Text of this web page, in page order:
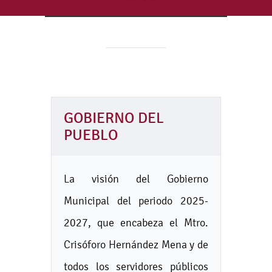
GOBIERNO DEL
PUEBLO
La visión del Gobierno
Municipal del periodo 2025-
2027, que encabeza el Mtro.
Crisóforo Hernández Mena y de
todos los servidores públicos